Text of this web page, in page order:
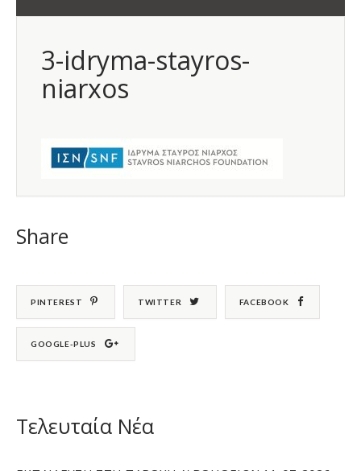
3-idryma-stayros-
niarxos
Share
PINTEREST TWITTER FACEBOOK
GOOGLE-PLUS
Τελευταία Νέα